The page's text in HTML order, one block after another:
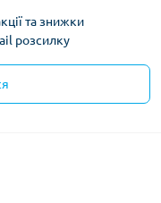
та знижки
розсилку